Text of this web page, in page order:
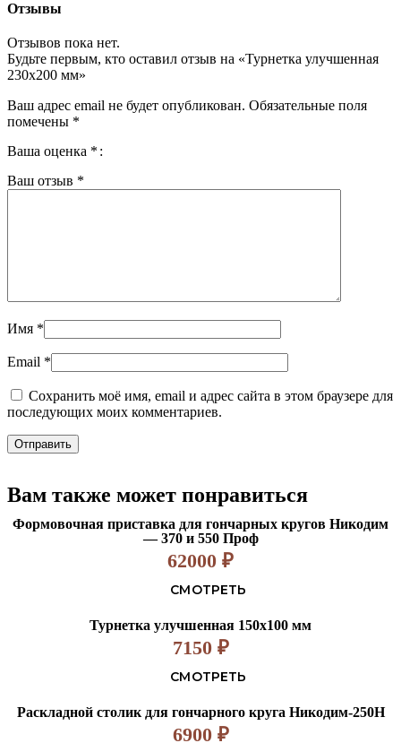
Отзывы
Отзывов пока нет.
Будьте первым, кто оставил отзыв на «Турнетка улучшенная
230х200 мм»
Ваш адрес email не будет опубликован. Обязательные поля
помечены *
Ваша оценка *
Ваш отзыв *
Имя *
Email *
Сохранить моё имя, email и адрес сайта в этом браузере для
последующих моих комментариев.
Вам также может понравиться
Формовочная приставка для гончарных кругов Никодим
— 370 и 550 Проф
62000 ₽
СМОТРЕТЬ
Турнетка улучшенная 150х100 мм
7150 ₽
СМОТРЕТЬ
Раскладной столик для гончарного круга Никодим-250Н
6900 ₽